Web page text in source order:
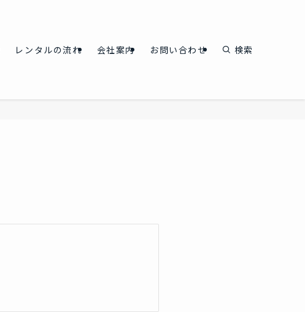
レンタルの流れ 会社案内 お問い合わせ 検索